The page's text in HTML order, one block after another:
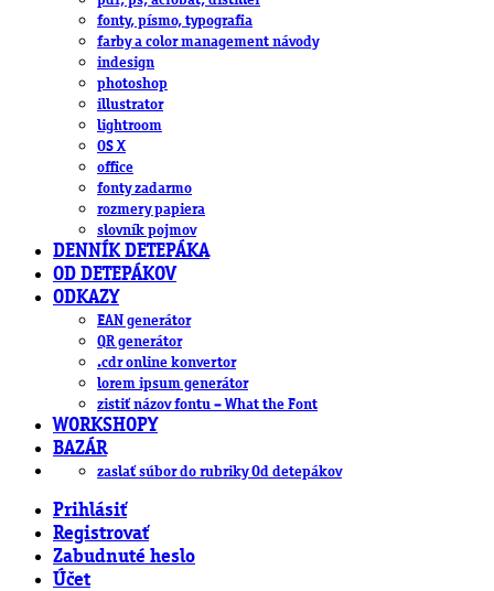
fonty, písmo, typografia
farby a color management návody
indesign
photoshop
illustrator
lightroom
OS X
office
fonty zadarmo
rozmery papiera
slovník pojmov
DENNÍK DETEPÁKA
OD DETEPÁKOV
ODKAZY
EAN generátor
QR generátor
.cdr online konvertor
lorem ipsum generátor
zistiť názov fontu – What the Font
WORKSHOPY
BAZÁR
zaslať súbor do rubriky Od detepákov
Prihlásiť
Registrovať
Zabudnuté heslo
Účet